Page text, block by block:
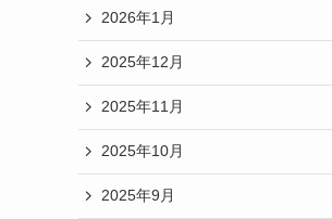
2026年1月
2025年12月
2025年11月
2025年10月
2025年9月